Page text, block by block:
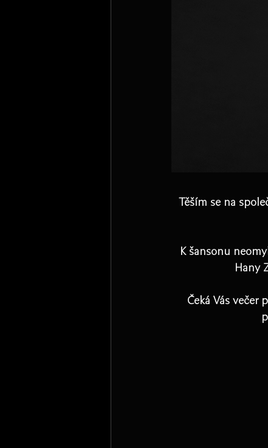
Těším se na
K šansonu
Hany
Čeká Vás